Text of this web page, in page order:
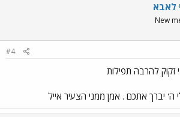
לאבא
New
#4
זקוק להרבה תפילות
ה' יברך אתכם . אמן ממני הצעיר אייל